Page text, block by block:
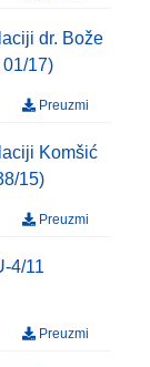
dr. Bože
17)
Preuzmi
Komšić
15)
Preuzmi
4/11
Preuzmi